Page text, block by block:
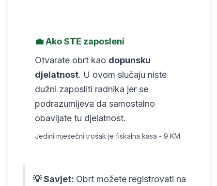
💼 Ako STE zaposleni
Otvarate obrt kao dopunsku
djelatnost. U ovom slučaju niste
dužni zaposliti radnika jer se
podrazumijeva da samostalno
obavljate tu djelatnost.
Jedini mjesečni trošak je fiskalna kasa - 9 KM.
💡 Savjet: Obrt možete registrovati na